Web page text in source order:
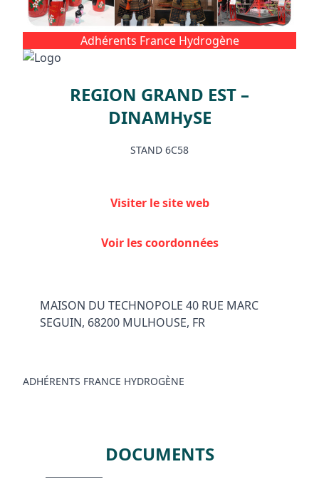
Facebook
Instagram
Adhérents France Hydrogène
REGION GRAND EST –
DINAMHySE
STAND 6C58
Visiter le site web
Voir les coordonnées
MAISON DU TECHNOPOLE 40 RUE MARC
SEGUIN, 68200 MULHOUSE, FR
ADHÉRENTS FRANCE HYDROGÈNE
DOCUMENTS